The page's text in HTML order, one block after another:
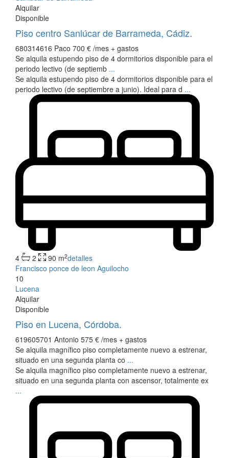
Alquilar
Disponible
Piso centro Sanlúcar de Barrameda, Cádiz.
680314616 Paco 700 € /mes + gastos
Se alquila estupendo piso de 4 dormitorios disponible para el
periodo lectivo (de septiemb ...
Se alquila estupendo piso de 4 dormitorios disponible para el
periodo lectivo (de septiembre a junio). Ideal para d ...
4 2 90 m2detalles
Francisco ponce de leon Aguilocho
10
Lucena
Alquilar
Disponible
Piso en Lucena, Córdoba.
619605701 Antonio 575 € /mes + gastos
Se alquila magnífico piso completamente nuevo a estrenar,
situado en una segunda planta co ...
Se alquila magnífico piso completamente nuevo a estrenar,
situado en una segunda planta con ascensor, totalmente ex
...